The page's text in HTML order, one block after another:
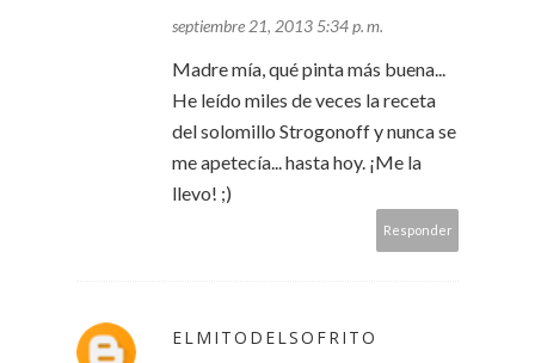
septiembre 21, 2013 5:34 p. m.
Madre mía, qué pinta más buena...
He leído miles de veces la receta
del solomillo Strogonoff y nunca se
me apetecía... hasta hoy. ¡Me la
llevo! ;)
Responder
ELMITODELSOFRITO